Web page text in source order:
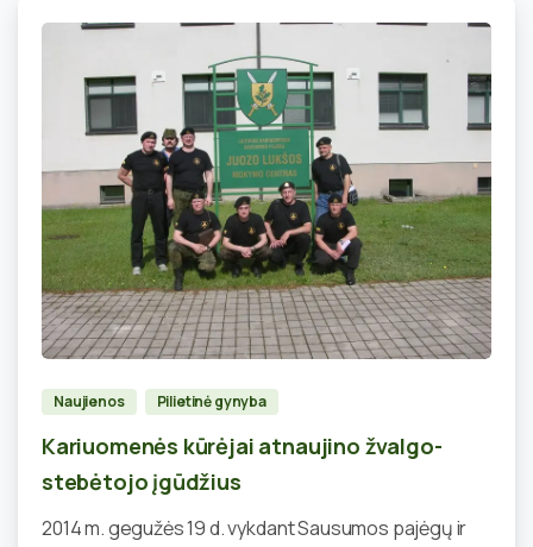
4
Naujienos Pilietinė gynyba
Kariuomenės kūrėjai atnaujino žvalgo-
stebėtojo įgūdžius
2014 m. gegužės 19 d. vykdant Sausumos pajėgų ir